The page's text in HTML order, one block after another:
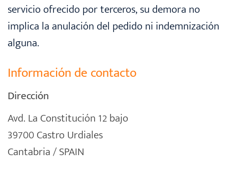
servicio ofrecido por terceros, su demora no
implica la anulación del pedido ni indemnización
alguna.
Información de contacto
Dirección
Avd. La Constitución 12 bajo
39700 Castro Urdiales
Cantabria / SPAIN